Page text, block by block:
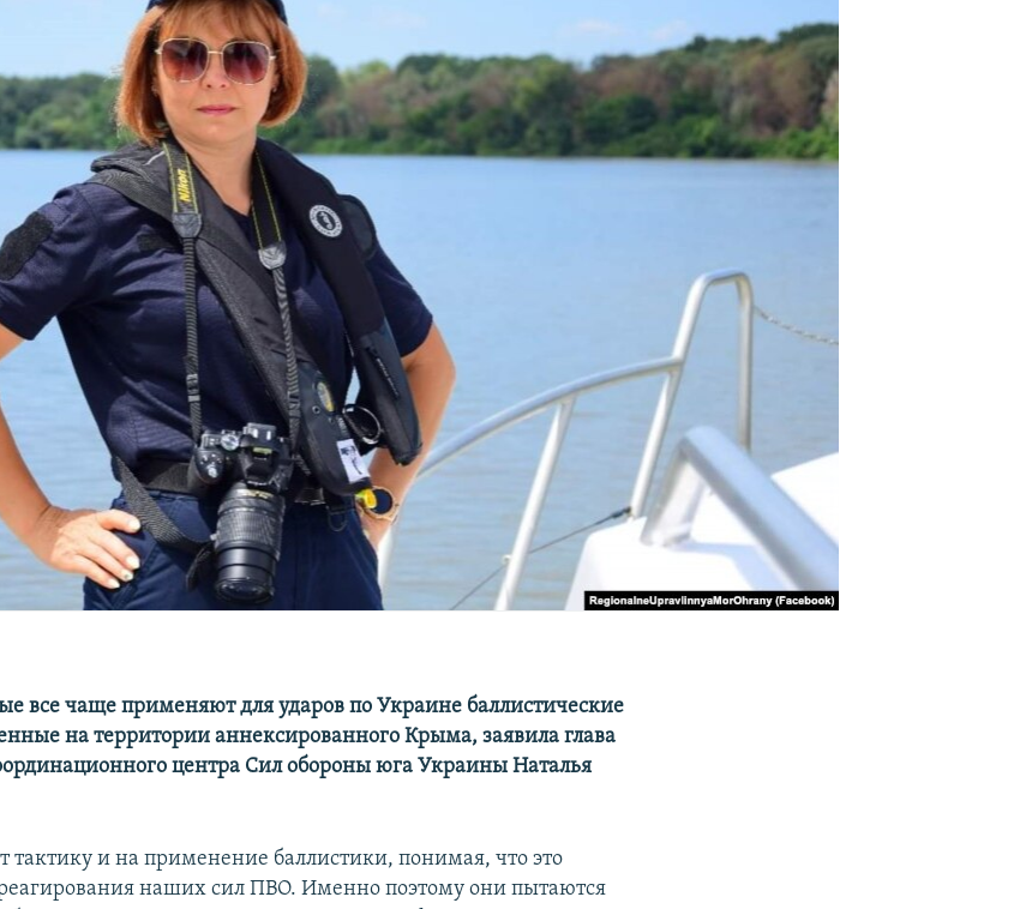
все чаще применяют для ударов по Украине баллистические
на территории аннексированного Крыма, заявила глава
центра Сил обороны юга Украины Наталья
тактику и на применение баллистики, понимая, что это
наших сил ПВО. Именно поэтому они пытаются